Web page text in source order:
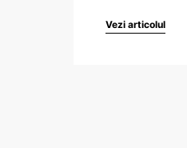
Vezi articolul